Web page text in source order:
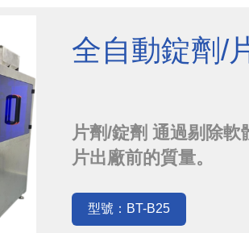
全自動錠劑/
片劑/錠劑 通過剔除
片出廠前的質量。
型號：BT-B25